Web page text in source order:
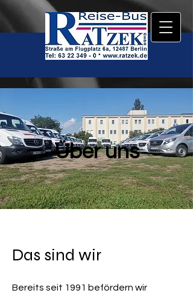
Über uns
Das sind wir
Bereits seit 1991 befördern wir